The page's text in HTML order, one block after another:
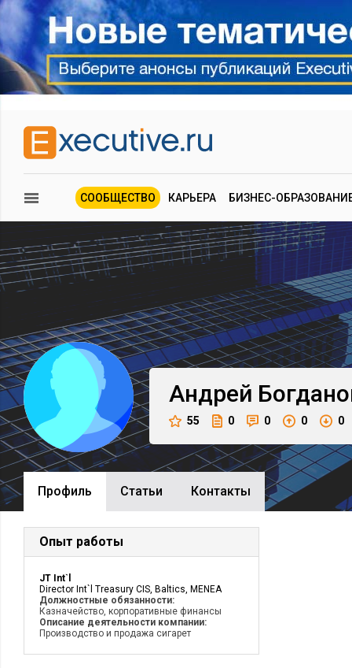
СООБЩЕСТВО КАРЬЕРА БИЗНЕС-
Андрей
55 0 0 0 0
Профиль Cтатьи Контакты
Опыт работы
JT Int`l
Director Int`l Treasury CIS, Baltics, MENEA
Должностные обязанности:
Казначейство, корпоративные финансы
Описание деятельности компании:
Производство и продажа сигарет